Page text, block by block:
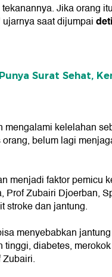
Jika orang
saat dijumpai
Surat Sehat,
mengalami kelelahan
belum lagi
menjadi faktor pemicu
Prof Zubairi Djoerban,
stroke dan jantung.
menyebabkan
tinggi, diabetes,